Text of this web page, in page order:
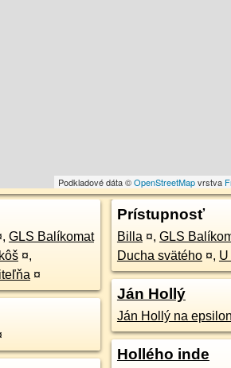
Podkladové dáta ©OpenStreetMapvrstva
, GLS Balíkomat
kôš ¤,
¤
Prístupnosť
Billa ¤, GLS
Ducha svätého ¤, U
Ján Hollý
Ján Hollý na
Hollého inde